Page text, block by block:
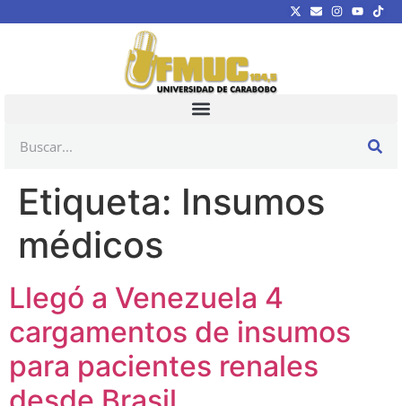
Etiqueta: Insumos
médicos
Llegó a Venezuela 4
cargamentos de insumos
para pacientes renales